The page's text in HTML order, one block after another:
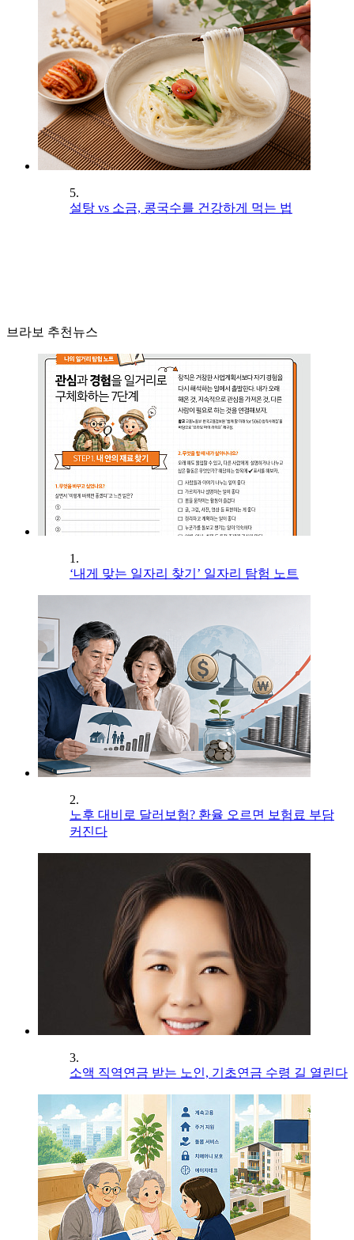
5.
설탕 vs 소금, 콩국수를 건강하게 먹는 법
브라보 추천뉴스
1.
‘내게 맞는 일자리 찾기’ 일자리 탐험 노트
2.
노후 대비로 달러보험? 환율 오르면 보험료 부담
커진다
3.
소액 직역연금 받는 노인, 기초연금 수령 길 열린다